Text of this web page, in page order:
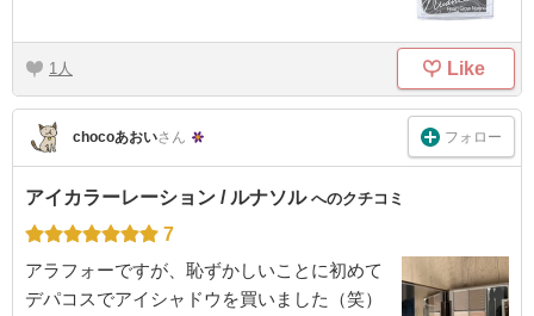
1 Like
chocoあおいさん フォロー
アイカラーレーション / ルナソル へのクチコミ
7
アラフォーですが、恥ずかしいことに初めて
デパコスでアイシャドウを買いました（笑）